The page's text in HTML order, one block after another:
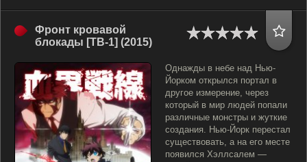
Фронт кровавой
блокады [ТВ-1] (2015)
Однажды в небе над Нью-
Йорком открылся портал в
другое измерение, через
который в мир людей попали
различные монстры и жуткие
создания. Нью-Йорк перестал
существовать, а на его месте
появился Хэллсалем —